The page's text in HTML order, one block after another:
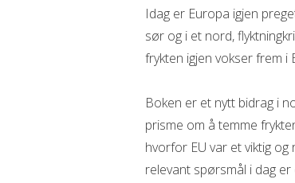
Idag er Europa igjen
sør og i et nord,
frykten igjen vokser frem i
Boken er et nytt bidrag i
prisme om å temme
hvorfor EU var et viktig og
relevant spørsmål i dag